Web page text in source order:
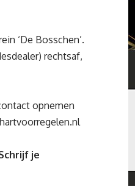
‘De Bosschen’.
rechtsaf,
opnemen
je